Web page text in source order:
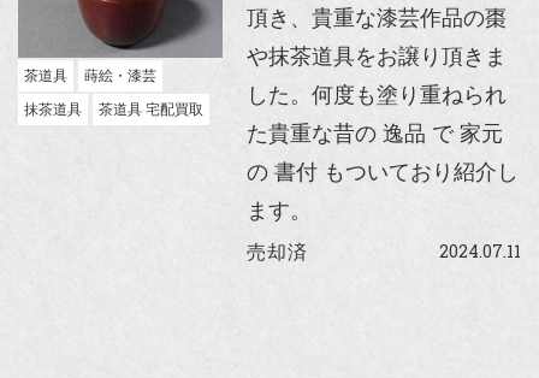
茶道具
蒔絵・漆芸
抹茶道具
茶道具 宅配買取
頂き、貴重な漆芸作品の棗
や抹茶道具をお譲り頂きま
した。何度も塗り重ねられ
た貴重な昔の 逸品 で 家元
の 書付 もついており紹介し
ます。
売却済 2024.07.11